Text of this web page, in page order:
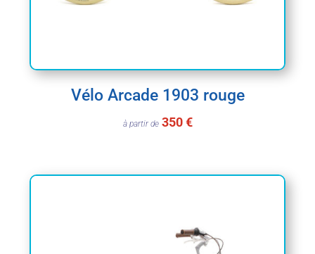
Vélo Arcade 1903 rouge
à partir de 350 €